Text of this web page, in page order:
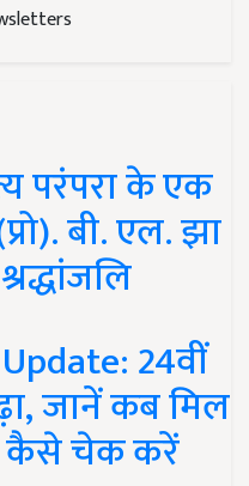
परंपरा के एक
बी. एल. झा
24वीं
जानें कब मिल
कैसे चेक करें